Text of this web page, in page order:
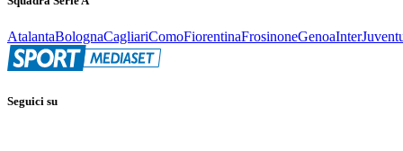
AtalantaBolognaCagliariComoFiorentinaFrosinoneGenoaInter
Seguici su